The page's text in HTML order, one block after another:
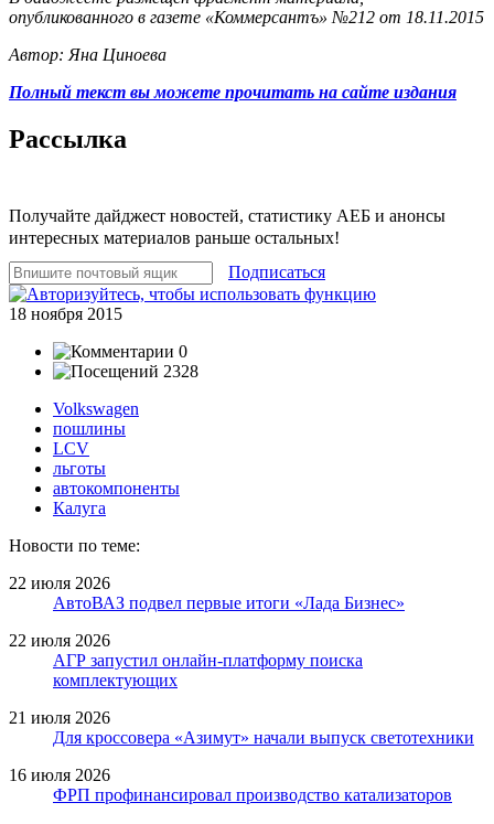
опубликованного в газете «Коммерсантъ» №212 от 18.11.2015
Автор: Яна Циноева
Полный текст вы можете прочитать на сайте издания
Рассылка
Получайте дайджест новостей, статистику АЕБ и анонсы
интересных материалов раньше остальных!
Подписаться
18 ноября 2015
0
2328
Volkswagen
пошлины
LCV
льготы
автокомпоненты
Калуга
Новости по теме:
22 июля 2026
АвтоВАЗ подвел первые итоги «Лада Бизнес»
22 июля 2026
АГР запустил онлайн-платформу поиска
комплектующих
21 июля 2026
Для кроссовера «Азимут» начали выпуск светотехники
16 июля 2026
ФРП профинансировал производство катализаторов